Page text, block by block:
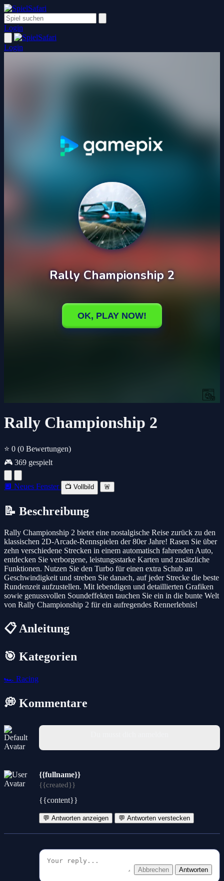
Login
Login
Rally Championship 2
⭐ 0 (0 Bewertungen)
🎮 369 gespielt
🔲 Neues Fenster 📺 Vollbild 🚨
📝 Beschreibung
Rally Championship 2 bietet eine nostalgische Reise zurück zu den
klassischen 2D-Arcade-Rennspielen der 80er Jahre! Rasen Sie über
zehn verschiedene Strecken in einem automatisch fahrenden Auto,
entdecken Sie verborgene, leistungsstarke Karten und zusätzliche
Funktionen. Nutzen Sie den Turbo für einen extra Schub an
Geschwindigkeit und streben Sie danach, auf jeder Strecke die beste
Rundenzeit aufzustellen. Mit lebendigen und detaillierten Grafiken
sowie genussvollen Soundeffekten tauchen Sie ein in die bunte Welt
von Rally Championship 2 für ein aufregendes Rennerlebnis!
📋 Anleitung
🎯 Kategorien
🏎️ Racing
💭 Kommentare
{{fullname}}
{{created}}
{{content}}
💬 Antworten anzeigen 💬 Antworten verstecken
Abbrechen Antworten